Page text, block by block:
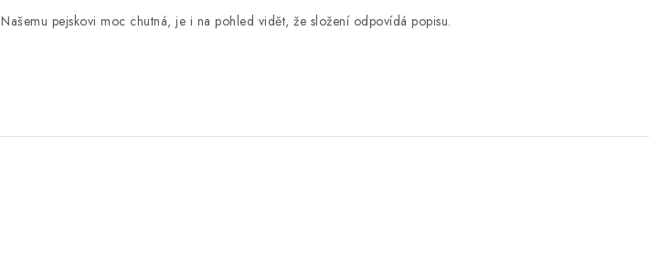
Našemu pejskovi moc chutná, je i na pohled vidět, že složení odpovídá popisu.